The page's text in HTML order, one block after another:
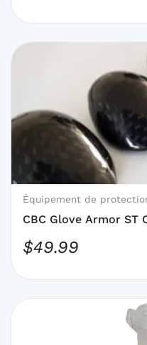
Équipement de
CBC Glove Armor ST
$49.99
des
options
peuvent
être
choisies
sur
page